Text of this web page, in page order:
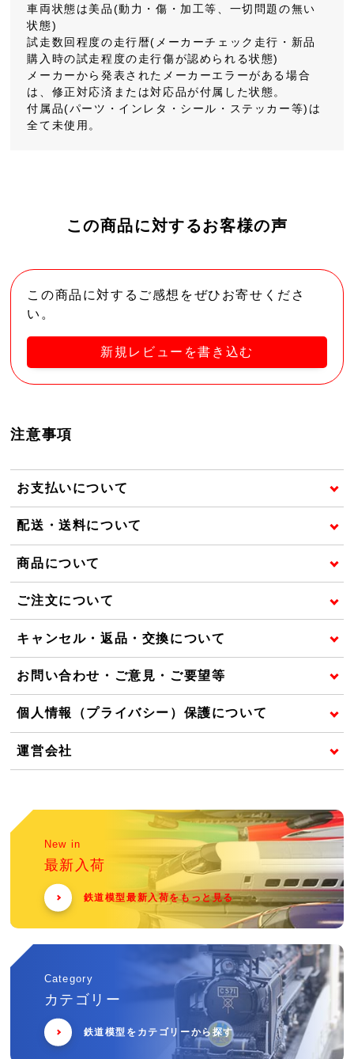
車両状態は美品(動力・傷・加工等、一切問題の無い
状態)
試走数回程度の走行暦(メーカーチェック走行・新品
購入時の試走程度の走行傷が認められる状態)
メーカーから発表されたメーカーエラーがある場合
は、修正対応済または対応品が付属した状態。
付属品(パーツ・インレタ・シール・ステッカー等)は
全て未使用。
この商品に対するお客様の声
この商品に対するご感想をぜひお寄せくださ
い。
新規レビューを書き込む
注意事項
お支払いについて
配送・送料について
商品について
ご注文について
キャンセル・返品・交換について
お問い合わせ・ご意見・ご要望等
個人情報（プライバシー）保護について
運営会社
New in
最新入荷
鉄道模型最新入荷をもっと見る
Category
カテゴリー
鉄道模型をカテゴリーから探す